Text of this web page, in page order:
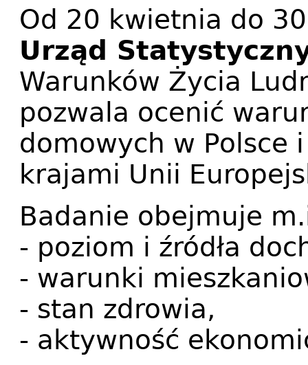
Od 20 kwietnia do
Urząd
Warunków Życia
pozwala ocenić
domowych w Polsce
krajami Unii
Badanie obejmuje
- poziom i źródła
- warunki
- stan zdrowia,
- aktywność